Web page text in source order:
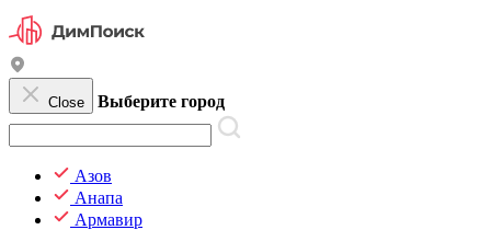
Close Выберите город
Азов
Анапа
Армавир